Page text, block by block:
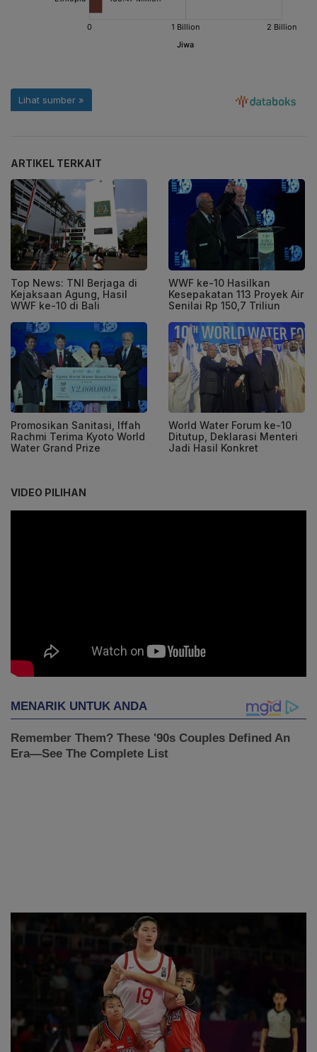
ARTIKEL TERKAIT
Top News: TNI Berjaga di
Kejaksaan Agung, Hasil
WWF ke-10 di Bali
WWF ke-10 Hasilkan
Kesepakatan 113 Proyek Air
Senilai Rp 150,7 Triliun
Promosikan Sanitasi, Iffah
Rachmi Terima Kyoto World
Water Grand Prize
World Water Forum ke-10
Ditutup, Deklarasi Menteri
Jadi Hasil Konkret
VIDEO PILIHAN